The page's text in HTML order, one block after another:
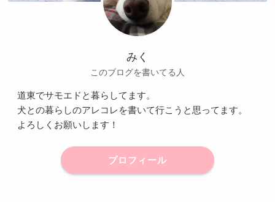
みく
このブログを書いてる人
道東でサモエドと暮らしてます。
犬との暮らしのアレコレを書いて行こうと思ってます。
よろしくお願いします！
プロフィール